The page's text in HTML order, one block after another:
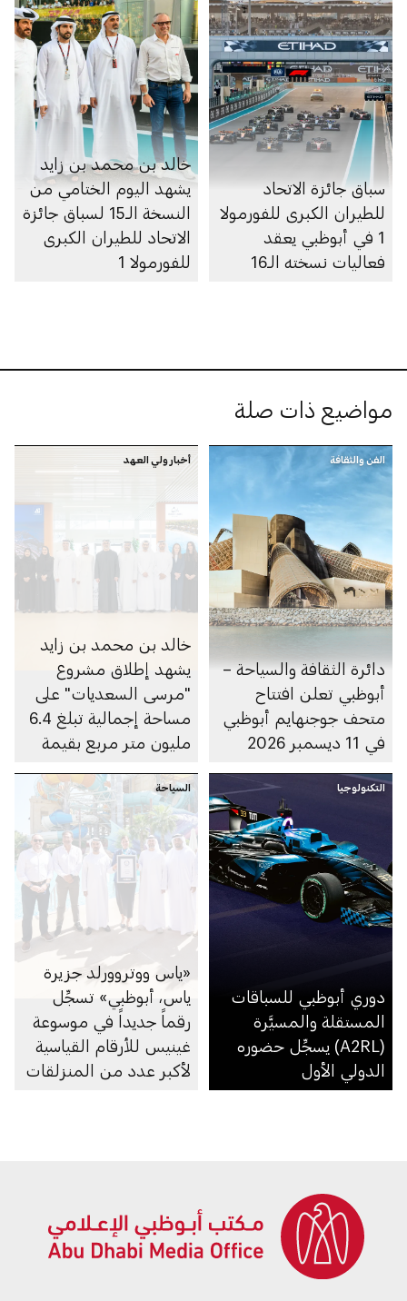
سباق جائزة الاتحاد
للطيران الكبرى للفورمولا
1 في أبوظبي يعقد
فعاليات نسخته الـ16
خالد بن محمد بن زايد
يشهد اليوم الختامي من
النسخة الـ15 لسباق جائزة
الاتحاد للطيران الكبرى
للفورمولا 1
مواضيع ذات صلة
الفن والثقافة
دائرة الثقافة والسياحة –
أبوظبي تعلن افتتاح
متحف جوجنهايم أبوظبي
في 11 ديسمبر 2026
أخبار ولي العهد
خالد بن محمد بن زايد
يشهد إطلاق مشروع
"مرسى السعديات" على
مساحة إجمالية تبلغ 6.4
مليون متر مربع بقيمة
التكنولوجيا
دوري أبوظبي للسباقات
المستقلة والمسيَّرة
(A2RL) يسجِّل حضوره
الدولي الأول
السياحة
«ياس ووتروورلد جزيرة
ياس، أبوظبي» تسجِّل
رقماً جديداً في موسوعة
غينيس للأرقام القياسية
لأكبر عدد من المنزلقات